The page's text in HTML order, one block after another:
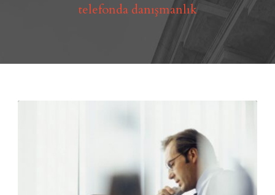
telefonda danışmanlık